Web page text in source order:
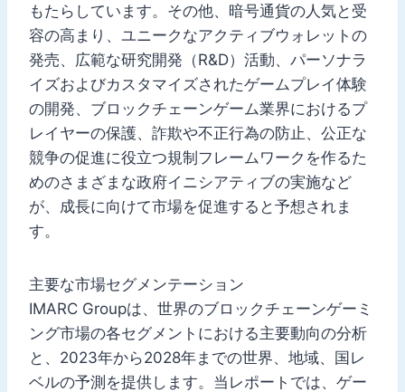
もたらしています。その他、暗号通貨の人気と受
容の高まり、ユニークなアクティブウォレットの
発売、広範な研究開発（R&D）活動、パーソナラ
イズおよびカスタマイズされたゲームプレイ体験
の開発、ブロックチェーンゲーム業界におけるプ
レイヤーの保護、詐欺や不正行為の防止、公正な
競争の促進に役立つ規制フレームワークを作るた
めのさまざまな政府イニシアティブの実施など
が、成長に向けて市場を促進すると予想されま
す。
主要な市場セグメンテーション
IMARC Groupは、世界のブロックチェーンゲーミ
ング市場の各セグメントにおける主要動向の分析
と、2023年から2028年までの世界、地域、国レ
ベルの予測を提供します。当レポートでは、ゲー